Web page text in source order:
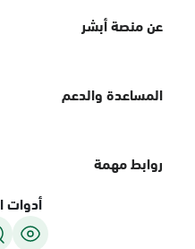
عن منصة أبشر
المساعدة والدعم
روابط مهمة
أدوات